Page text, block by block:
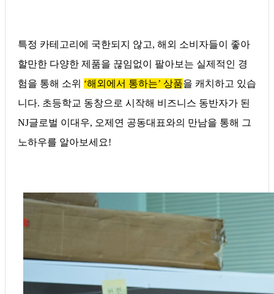
특정 카테고리에 국한되지 않고, 해외 소비자들이 좋아
할만한 다양한 제품을 끊임없이 팔아보는 실제적인 경
험을 통해 소위 ‘해외에서 통하는’ 상품을 캐치하고 있습
니다. 초등학교 동창으로 시작해 비즈니스 동반자가 된
NJ글로벌 이대우, 오제연 공동대표와의 만남을 통해 그
노하우를 알아보세요!